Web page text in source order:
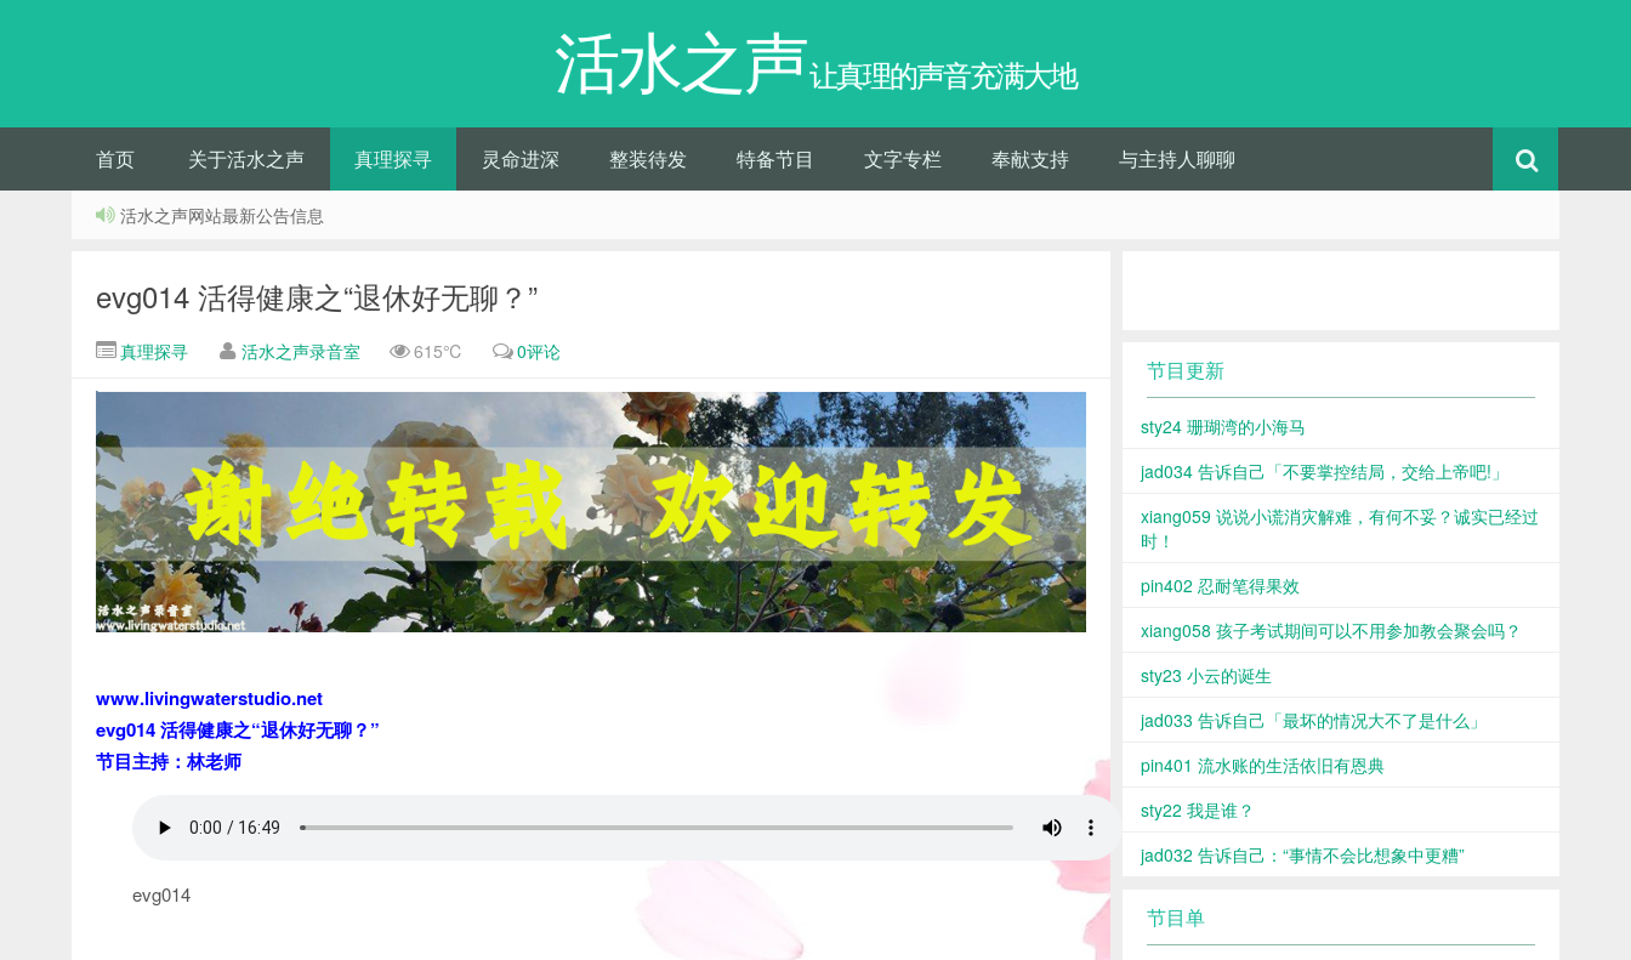
活水之声让真理的声音充满大地
首页 关于活水之声 真理探寻 灵命进深 整装待发 特备节目 文字专栏 奉献支持 与主持人聊聊
活水之声网站最新公告信息
evg014 活得健康之“退休好无聊？”
真理探寻 活水之声录音室 615℃ 0评论
www.livingwaterstudio.net
evg014 活得健康之“退休好无聊？”
节目主持：林老师
evg014
节目更新
sty24 珊瑚湾的小海马
jad034 告诉自己「不要掌控结局，交给上帝吧!」
xiang059 说说小谎消灾解难，有何不妥？诚实已经过
时！
pin402 忍耐笔得果效
xiang058 孩子考试期间可以不用参加教会聚会吗？
sty23 小云的诞生
jad033 告诉自己「最坏的情况大不了是什么」
pin401 流水账的生活依旧有恩典
sty22 我是谁？
jad032 告诉自己：“事情不会比想象中更糟”
节目单